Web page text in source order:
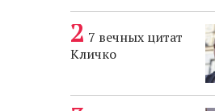
7 вечных цитат
Кличко